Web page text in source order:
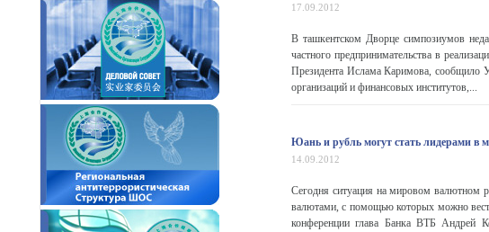
17.09.2012
В ташкентском Дворце симпозиумов
частного предпринимательства в
Президента Ислама Каримова, сообщило
организаций и финансовых институтов,...
Юань и рубль могут стать лидерами в
14.09.2012
Сегодня ситуация на мировом валютном
валютами, с помощью которых можно
конференции глава Банка ВТБ Андрей